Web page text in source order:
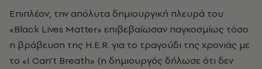
Επιπλέον, την απόλυτα δημιουργική πλευρά του
«Black Lives Matter» επιβεβαίωσαν παγκοσμίως τόσο
η βράβευση της H.E.R. για το τραγούδι της χρονιάς με
το «I Can’t Breath» (η δημιουργός δήλωσε ότι δεν